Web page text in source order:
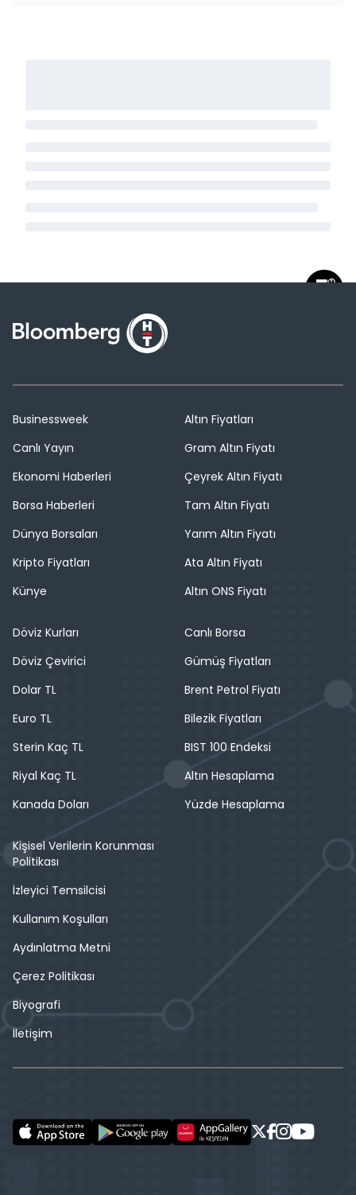
Businessweek
Canlı Yayın
Ekonomi Haberleri
Borsa Haberleri
Dünya Borsaları
Kripto Fiyatları
Künye
Altın Fiyatları
Gram Altın Fiyatı
Çeyrek Altın Fiyatı
Tam Altın Fiyatı
Yarım Altın Fiyatı
Ata Altın Fiyatı
Altın ONS Fiyatı
Döviz Kurları
Döviz Çevirici
Dolar TL
Euro TL
Sterin Kaç TL
Riyal Kaç TL
Kanada Doları
Canlı Borsa
Gümüş Fiyatları
Brent Petrol Fiyatı
Bilezik Fiyatları
BIST 100 Endeksi
Altın Hesaplama
Yüzde Hesaplama
Kişisel Verilerin Korunması
Politikası
İzleyici Temsilcisi
Kullanım Koşulları
Aydınlatma Metni
Çerez Politikası
Biyografi
İletişim